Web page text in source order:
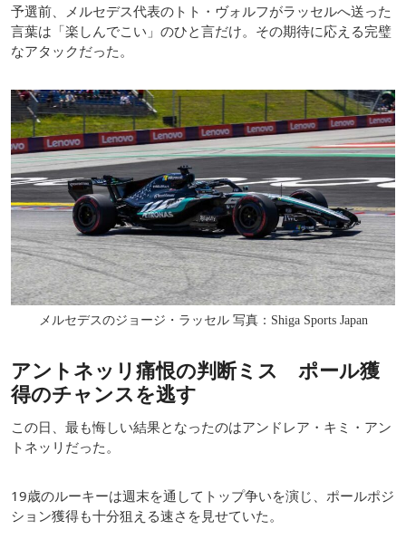
予選前、メルセデス代表のトト・ヴォルフがラッセルへ送った
言葉は「楽しんでこい」のひと言だけ。その期待に応える完璧
なアタックだった。
メルセデスのジョージ・ラッセル 写真：Shiga Sports Japan
アントネッリ痛恨の判断ミス ポール獲
得のチャンスを逃す
この日、最も悔しい結果となったのはアンドレア・キミ・アン
トネッリだった。
19歳のルーキーは週末を通してトップ争いを演じ、ポールポジ
ション獲得も十分狙える速さを見せていた。